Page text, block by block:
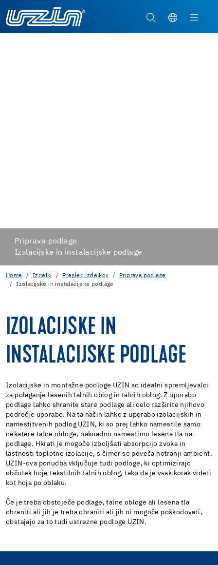
Priprava podlage
Izolacijske in instalacijske podlage
Home Izdelki Pregled izdelkov
Priprava podlage
Izolacijske in instalacijske podlage
IZOLACIJSKE IN
INSTALACIJSKE PODLAGE
Izolacijske in montažne podloge UZIN so idealni spremljevalci
za polaganje lesenih talnih oblog in talnih oblog. Z uporabo
podlage lahko shranite stare podlage ali celo razširite njihovo
področje uporabe. Na ta način lahko z uporabo izolacijskih in
namestitvenih podlog UZIN, ki so prej lahko namestile samo
nekatere talne obloge, naknadno namestimo lesena tla na
podlage. Hkrati je mogoče izboljšati absorpcijo zvoka in
lastnosti toplotne izolacije, s čimer se poveča notranji ambient.
UZIN-ova ponudba vključuje tudi podloge, ki optimizirajo
občutek hoje tekstilnih talnih oblog, tako da je vsak korak videti
kot hoja po oblaku.
Če je treba obstoječe podlage, talne obloge ali lesena tla
ohraniti ali jih je treba ohraniti ali jih ni mogoče poškodovati,
obstajajo za to tudi ustrezne podloge UZIN.